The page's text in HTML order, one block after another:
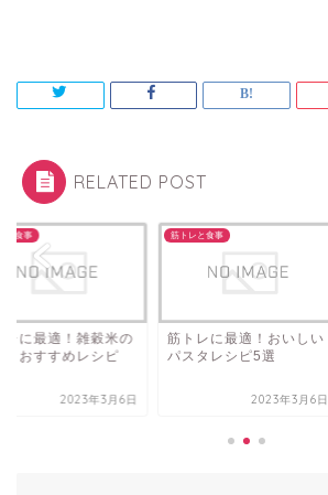
RELATED POST
と食事
レに最適！おいしい
タレシピ5選
2023年3月6日
筋トレと食事
筋トレに最適なチョコレ
ートとは？おすすめ商品
2023年3月6日